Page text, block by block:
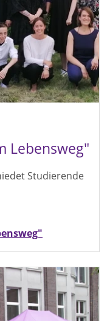
Lebensweg"
Studierende